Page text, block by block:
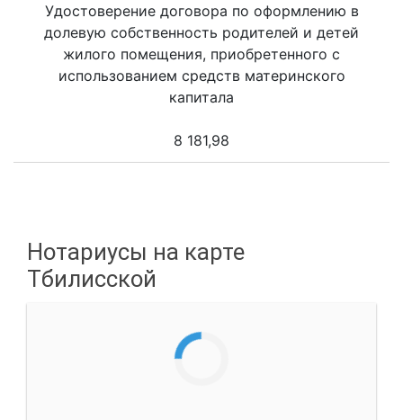
Удостоверение договора по оформлению в
долевую собственность родителей и детей
жилого помещения, приобретенного с
использованием средств материнского
капитала
8 181,98
Нотариусы на карте
Тбилисской